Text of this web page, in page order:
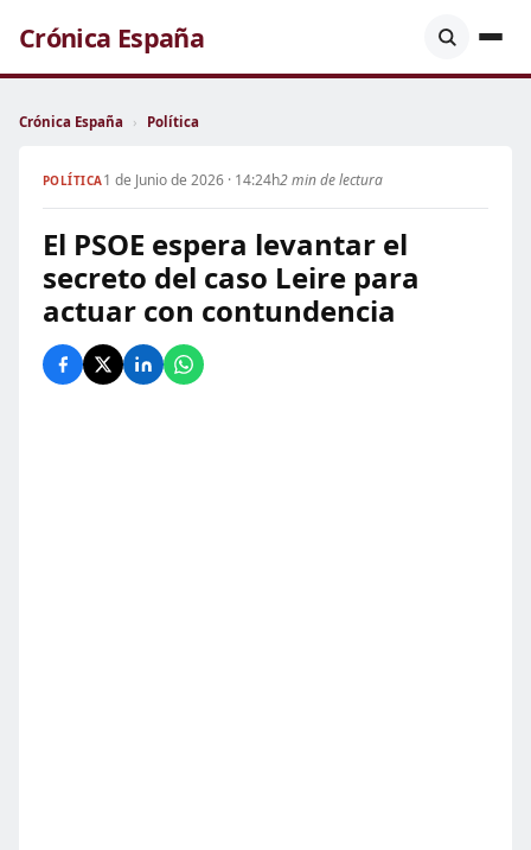
Crónica España
Crónica España › Política
POLÍTICA1 de Junio de 2026 · 14:24h2 min de lectura
El PSOE espera levantar el
secreto del caso Leire para
actuar con contundencia